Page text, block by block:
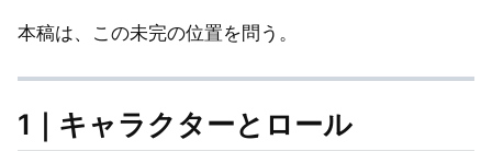
本稿は、この未完の位置を問う。
1｜キャラクターとロール